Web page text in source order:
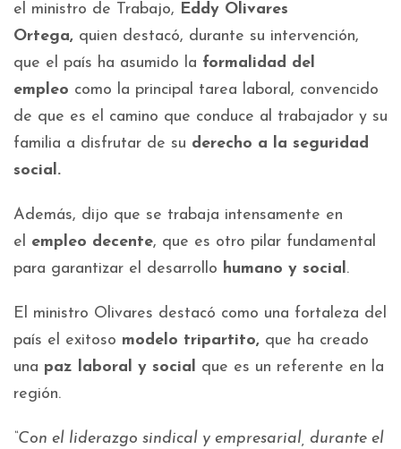
el ministro de Trabajo, Eddy Olivares
Ortega, quien destacó, durante su intervención,
que el país ha asumido la formalidad del
empleo como la principal tarea laboral, convencido
de que es el camino que conduce al trabajador y su
familia a disfrutar de su derecho a la seguridad
social.
Además, dijo que se trabaja intensamente en
el empleo decente, que es otro pilar fundamental
para garantizar el desarrollo humano y social.
El ministro Olivares destacó como una fortaleza del
país el exitoso modelo tripartito, que ha creado
una paz laboral y social que es un referente en la
región.
“Con el liderazgo sindical y empresarial, durante el